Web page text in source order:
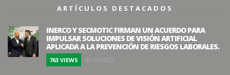
ARTÍCULOS DESTACADOS
INERCO Y SECMOTIC FIRMAN UN ACUERDO PARA
IMPULSAR SOLUCIONES DE VISIÓN ARTIFICIAL
APLICADA A LA PREVENCIÓN DE RIESGOS LABORALES.
763 VIEWS BY INERCO